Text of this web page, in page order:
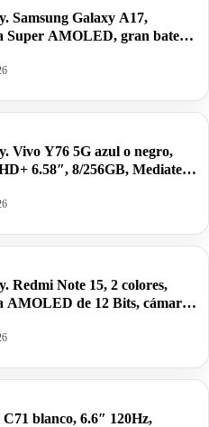
Samsung Galaxy A17,
Super AMOLED, gran batería
Vivo Y76 5G azul o negro,
6.58″, 8/256GB, Mediatek
Redmi Note 15, 2 colores,
AMOLED de 12 Bits, cámara
por 140,97€.
C71 blanco, 6.6″ 120Hz,